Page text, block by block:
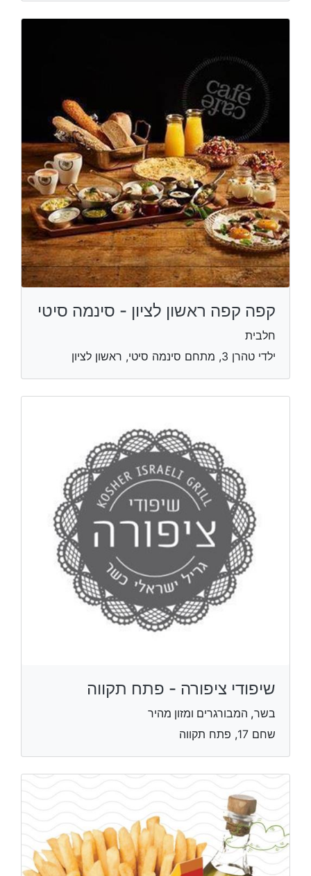
קפה קפה ראשון לציון - סינמה סיטי
חלבית
ילדי טהרן 3, מתחם סינמה סיטי, ראשון לציון
שיפודי ציפורה - פתח תקווה
בשר, המבורגרים ומזון מהיר
שחם 17, פתח תקווה